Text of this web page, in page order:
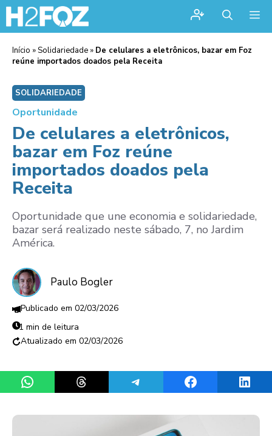
Início »Solidariedade » De celulares a eletrônicos, bazar em Foz
reúne importados doados pela Receita
SOLIDARIEDADE
Oportunidade
De celulares a eletrônicos,
bazar em Foz reúne
importados doados pela
Receita
Oportunidade que une economia e solidariedade,
bazar será realizado neste sábado, 7, no Jardim
América.
Paulo Bogler
02/03/2026
1 min de leitura
02/03/2026
Share on WhatsAppShare on ThreadsShare on TelegramShare on Facebook